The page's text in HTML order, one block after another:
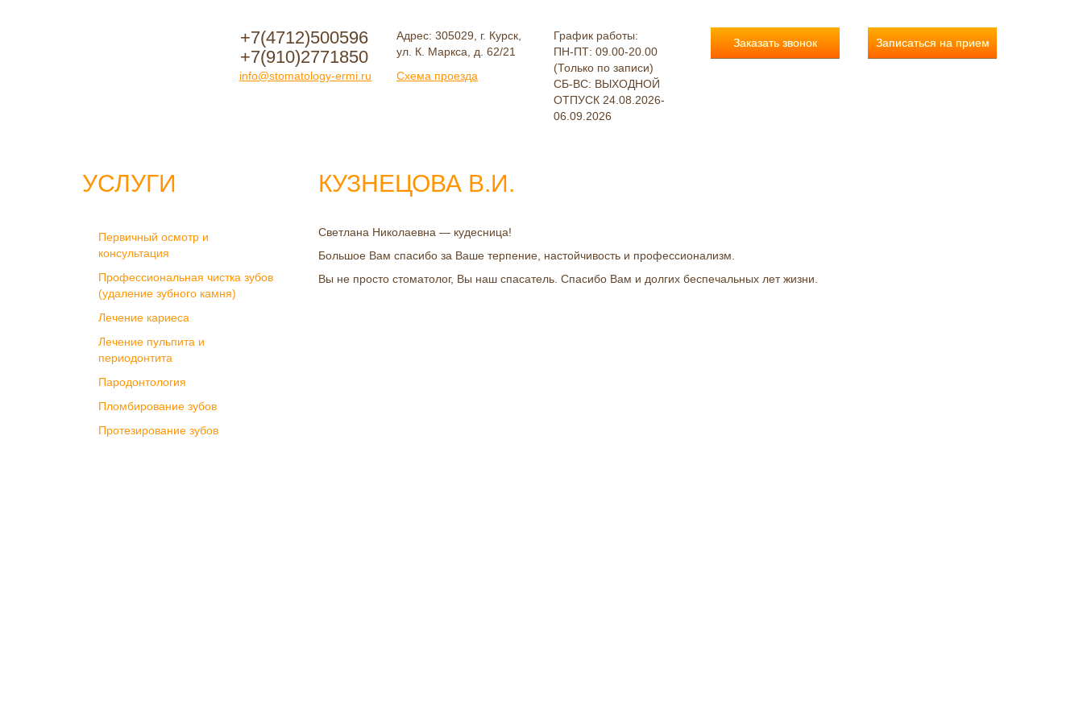
+7(4712)500596
+7(910)2771850
info@stomatology-ermi.ru
Адрес: 305029, г. Курск,
ул. К. Маркса, д. 62/21
Схема проезда
График работы:
ПН-ПТ: 09.00-20.00
(Только по записи)
СБ-ВС: ВЫХОДНОЙ
ОТПУСК 24.08.2026-
06.09.2026
Заказать звонок Записаться на прием
УСЛУГИ
Первичный осмотр и
консультация
Профессиональная чистка зубов
(удаление зубного камня)
Лечение кариеса
Лечение пульпита и
периодонтита
Пародонтология
Пломбирование зубов
Протезирование зубов
КУЗНЕЦОВА В.И.
Светлана Николаевна — кудесница!
Большое Вам спасибо за Ваше терпение, настойчивость и профессионализм.
Вы не просто стоматолог, Вы наш спасатель. Спасибо Вам и долгих беспечальных лет жизни.